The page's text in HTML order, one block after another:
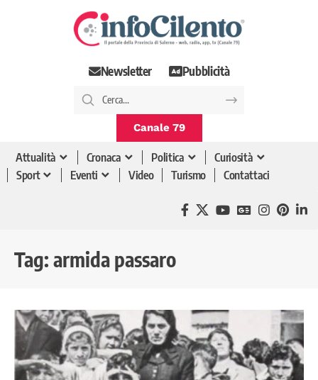
Newsletter Pubblicità
Canale 79
Attualità Cronaca Politica
Curiosità
Sport
Eventi Video Turismo Contattaci
Tag: armida passaro